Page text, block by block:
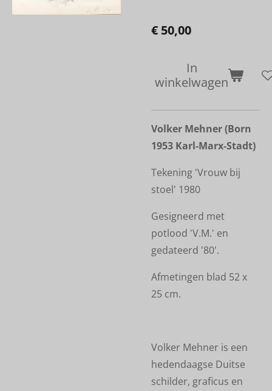
€ 50,00
In
winkelwagen
Volker Mehner (Born
1953 Karl-Marx-Stadt)
Tekening 'Vrouw bij
stoel' 1980
Gesigneerd met
potlood 'V.M.' en
gedateerd '80'.
Afmetingen blad 52 x
25 cm.
Volker Mehner is een
hedendaagse Duitse
schilder, graficus en